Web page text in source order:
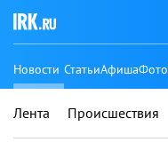
Новости СтатьиАфишаФото
Лента Происшествия